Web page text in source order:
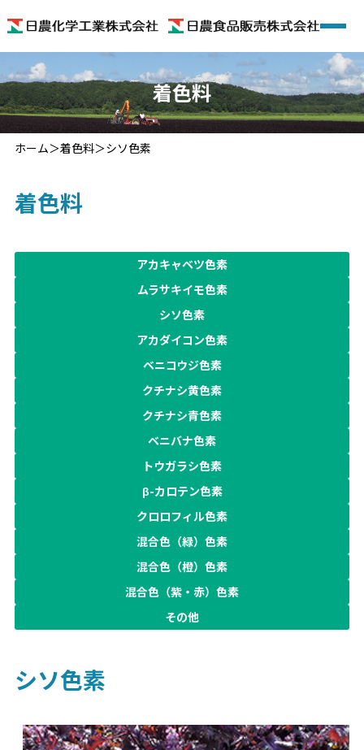
ホーム
会社概要
機能性食品素材
機能性食品
着色料
ホーム 着色料 シソ色素
着色料
アカキャベツ色素
ムラサキイモ色素
シソ色素
アカダイコン色素
ベニコウジ色素
クチナシ黄色素
クチナシ青色素
ベニバナ色素
トウガラシ色素
β-カロテン色素
クロロフィル色素
混合色（緑）色素
混合色（橙）色素
混合色（紫・赤）色素
その他
シソ色素